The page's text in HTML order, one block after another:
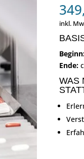
inkl.
Ende:
WAS